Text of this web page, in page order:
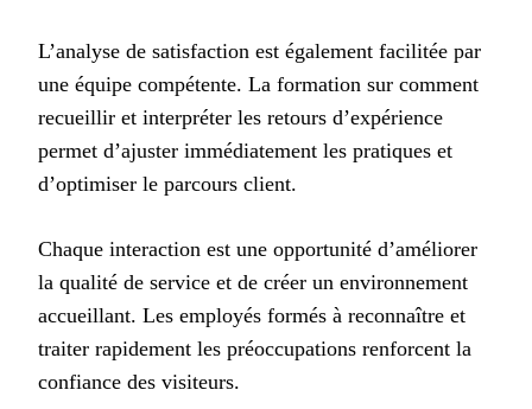
L’analyse de satisfaction est également facilitée par
une équipe compétente. La formation sur comment
recueillir et interpréter les retours d’expérience
permet d’ajuster immédiatement les pratiques et
d’optimiser le parcours client.
Chaque interaction est une opportunité d’améliorer
la qualité de service et de créer un environnement
accueillant. Les employés formés à reconnaître et
traiter rapidement les préoccupations renforcent la
confiance des visiteurs.